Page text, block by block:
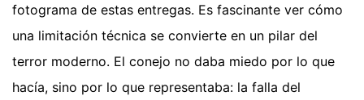
fotograma de estas entregas. Es fascinante ver cómo
una limitación técnica se convierte en un pilar del
terror moderno. El conejo no daba miedo por lo que
hacía, sino por lo que representaba: la falla del